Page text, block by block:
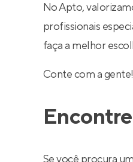
No Apto,
profissionais
faça a melhor
Conte com a gente!